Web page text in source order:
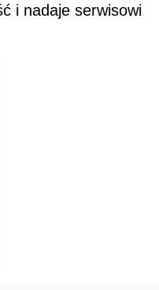
i nadaje serwisowi